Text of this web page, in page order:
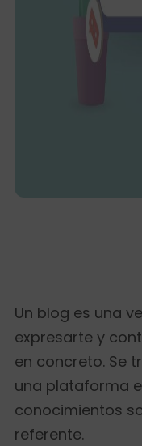
Un blog es una
expresarte y
en concreto. Se
una plataforma
conocimientos
referente.